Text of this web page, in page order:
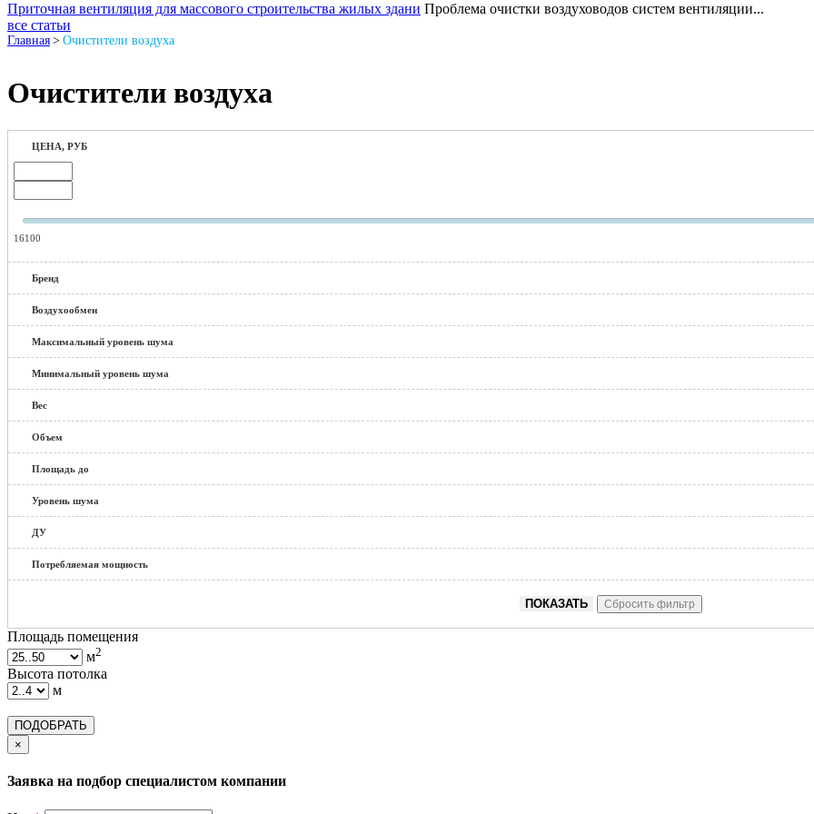
Приточная вентиляция для массового строительства жилых здани Проблема очистки воздуховодов систем вентиляции...
все статьи
Главная > Очистители воздуха
Очистители воздуха
ЦЕНА, РУБ
16100
Бренд
Воздухообмен
Максимальный уровень шума
Минимальный уровень шума
Вес
Объем
Площадь до
Уровень шума
ДУ
Потребляемая мощность
Площадь помещения
м2
Высота потолка
м
ПОДОБРАТЬ
×
Заявка на подбор специалистом компании